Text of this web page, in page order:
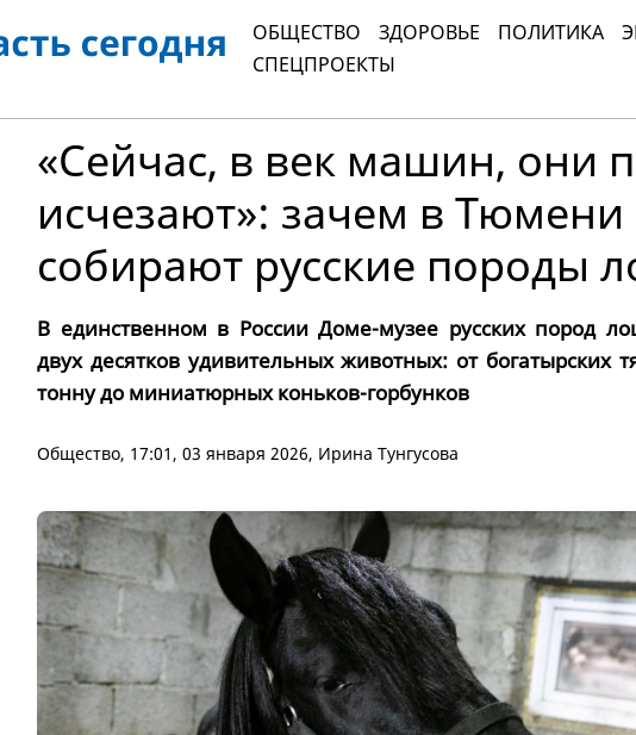
ОБЩЕСТВО ЗДОРОВЬЕ ПОЛИТИКА
СПЕЦПРОЕКТЫ
«Сейчас, в век машин, они
исчезают»: зачем в Тюмени
собирают русские породы
В единственном в России Доме-музее русских пород
двух десятков удивительных животных: от богатырских
тонну до миниатюрных коньков-горбунков
Общество, 17:01, 03 января 2026, Ирина Тунгусова